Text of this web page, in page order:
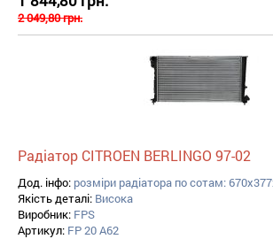
2 049,80 грн.
Радіатор CITROEN BERLINGO 97-02
Дод. інфо: розміри радіатора по сотам:
Якість деталі: Висока
Виробник: FPS
Артикул: FP 20 A62